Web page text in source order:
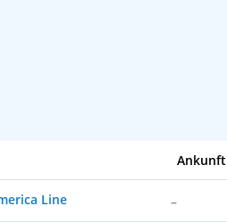
Ankunft
Line –